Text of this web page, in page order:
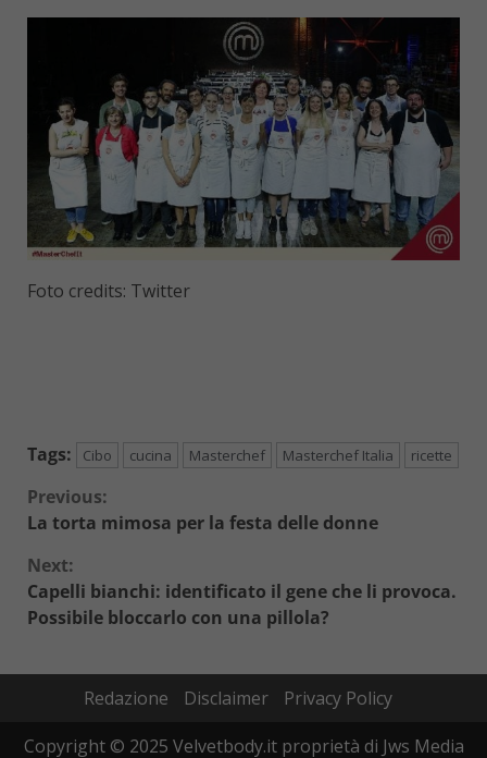
Foto credits: Twitter
Tags: Cibo cucina Masterchef Masterchef Italia ricette
Continue
Previous:
La torta mimosa per la festa delle donne
Next:
Capelli bianchi: identificato il gene che li provoca.
Possibile bloccarlo con una pillola?
Redazione Disclaimer
Privacy Policy
Copyright © 2025 Velvetbody.it proprietà di Jws Media